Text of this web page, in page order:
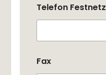
Telefon Festnetz
Fax